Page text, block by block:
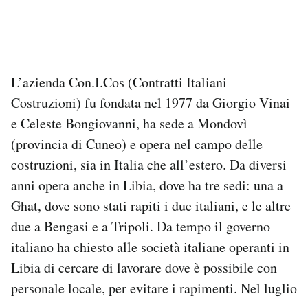
L’azienda Con.I.Cos (Contratti Italiani
Costruzioni) fu fondata nel 1977 da Giorgio Vinai
e Celeste Bongiovanni, ha sede a Mondovì
(provincia di Cuneo) e opera nel campo delle
costruzioni, sia in Italia che all’estero. Da diversi
anni opera anche in Libia, dove ha tre sedi: una a
Ghat, dove sono stati rapiti i due italiani, e le altre
due a Bengasi e a Tripoli. Da tempo il governo
italiano ha chiesto alle società italiane operanti in
Libia di cercare di lavorare dove è possibile con
personale locale, per evitare i rapimenti. Nel luglio